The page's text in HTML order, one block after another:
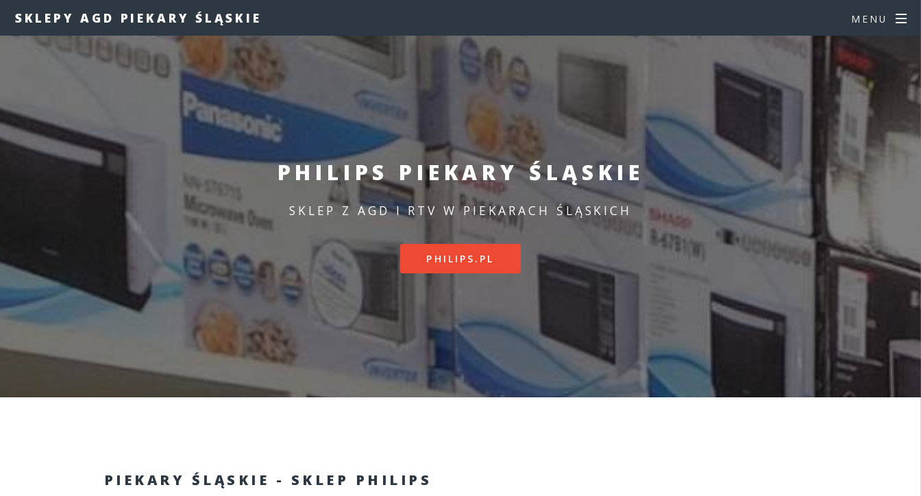
SKLEPY AGD PIEKARY ŚLĄSKIE MENU
PHILIPS PIEKARY ŚLĄSKIE
SKLEP Z AGD I RTV W PIEKARACH ŚLĄSKICH
PHILIPS.PL
PIEKARY ŚLĄSKIE - SKLEP PHILIPS